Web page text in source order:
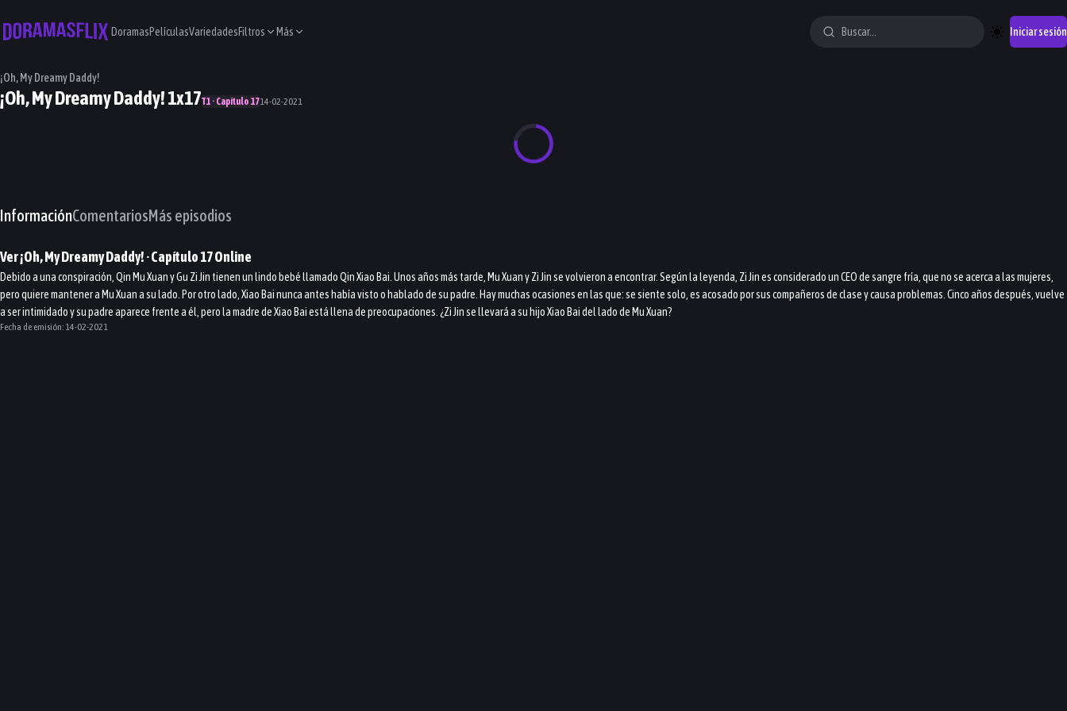
DoramasPelículasVariedadesFiltros Más Iniciar sesión
¡Oh, My Dreamy Daddy!
¡Oh, My Dreamy Daddy! 1x17T1 · Capítulo 1714-02-2021
InformaciónComentariosMás episodios
Ver¡Oh, My Dreamy Daddy!· Capítulo17Online
Debido a una conspiración, Qin Mu Xuan y Gu Zi Jin tienen un lindo bebé llamado Qin Xiao Bai. Unos años más tarde, Mu Xuan y Zi Jin se volvieron a encontrar. Según la leyenda, Zi Jin es considerado un CEO de sangre fría, que no se acerca a las mujeres,
pero quiere mantener a Mu Xuan a su lado. Por otro lado, Xiao Bai nunca antes había visto o hablado de su padre. Hay muchas ocasiones en las que: se siente solo, es acosado por sus compañeros de clase y causa problemas. Cinco años después, vuelve
a ser intimidado y su padre aparece frente a él, pero la madre de Xiao Bai está llena de preocupaciones. ¿Zi Jin se llevará a su hijo Xiao Bai del lado de Mu Xuan?
Fecha de emisión: 14-02-2021